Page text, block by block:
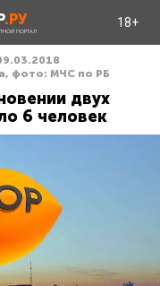
.РУ
ПОРТАЛ
18+
фото: МЧС по РБ
двух
6 человек